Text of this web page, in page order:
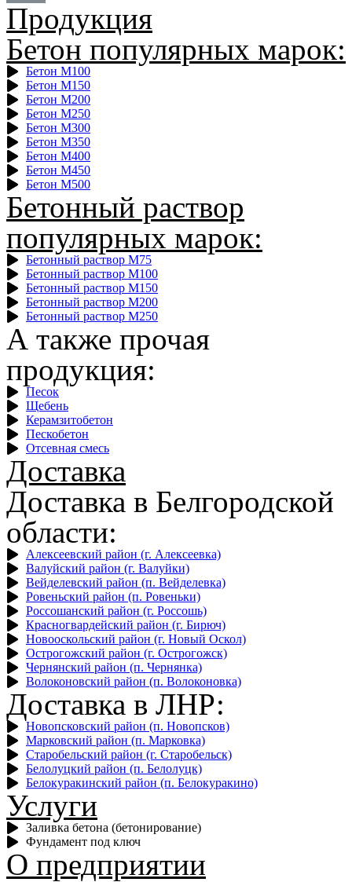
Продукция
Бетон популярных марок:
Бетон М100
Бетон М150
Бетон М200
Бетон М250
Бетон М300
Бетон М350
Бетон М400
Бетон М450
Бетон М500
Бетонный раствор
популярных марок:
Бетонный раствор М75
Бетонный раствор М100
Бетонный раствор М150
Бетонный раствор М200
Бетонный раствор М250
А также прочая
продукция:
Песок
Щебень
Керамзитобетон
Пескобетон
Отсевная смесь
Доставка
Доставка в Белгородской
области:
Алексеевский район (г. Алексеевка)
Валуйский район (г. Валуйки)
Вейделевский район (п. Вейделевка)
Ровеньский район (п. Ровеньки)
Россошанский район (г. Россошь)
Красногвардейский район (г. Бирюч)
Новооскольский район (г. Новый Оскол)
Острогожский район (г. Острогожск)
Чернянский район (п. Чернянка)
Волоконовский район (п. Волоконовка)
Доставка в ЛНР:
Новопсковский район (п. Новопсков)
Марковский район (п. Марковка)
Старобельский район (г. Старобельск)
Белолуцкий район (п. Белолуцк)
Белокуракинский район (п. Белокуракино)
Услуги
Заливка бетона (бетонирование)
Фундамент под ключ
О предприятии